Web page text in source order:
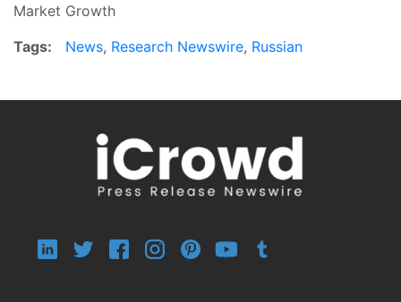
Market Growth
Tags:
News, Research Newswire, Russian